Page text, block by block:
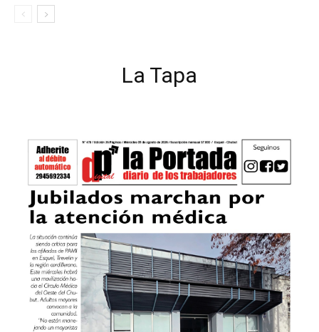
La Tapa